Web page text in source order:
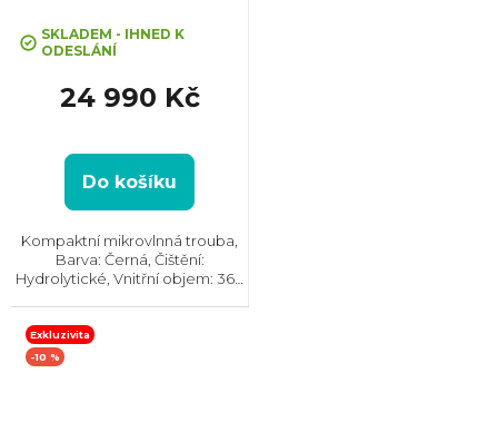
hodnocení
5,0
5
hvězdiček.
SKLADEM - IHNED K
ODESLÁNÍ
24 990 Kč
Do košíku
Kompaktní mikrovlnná trouba,
Barva: Černá, Čištění:
Hydrolytické, Vnitřní objem: 36 l,
Počet skel ve dvířkách: 3,
Tlumené dovírání dvířek
Exkluzivita
-10 %